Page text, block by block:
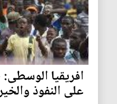
افريقيا
على النفوذ